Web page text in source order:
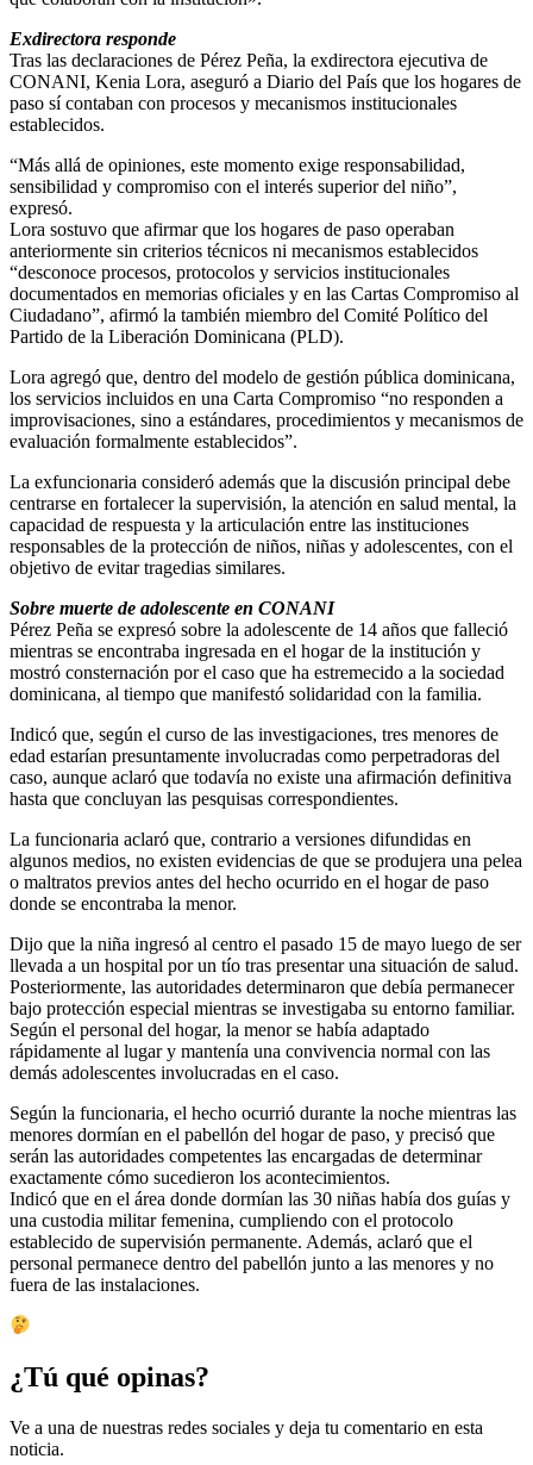
Exdirectora responde
Tras las declaraciones de Pérez Peña, la exdirectora ejecutiva de
CONANI, Kenia Lora, aseguró a Diario del País que los hogares de
paso sí contaban con procesos y mecanismos institucionales
establecidos.
“Más allá de opiniones, este momento exige responsabilidad,
sensibilidad y compromiso con el interés superior del niño”,
expresó.
Lora sostuvo que afirmar que los hogares de paso operaban
anteriormente sin criterios técnicos ni mecanismos establecidos
“desconoce procesos, protocolos y servicios institucionales
documentados en memorias oficiales y en las Cartas Compromiso al
Ciudadano”, afirmó la también miembro del Comité Político del
Partido de la Liberación Dominicana (PLD).
Lora agregó que, dentro del modelo de gestión pública dominicana,
los servicios incluidos en una Carta Compromiso “no responden a
improvisaciones, sino a estándares, procedimientos y mecanismos de
evaluación formalmente establecidos”.
La exfuncionaria consideró además que la discusión principal debe
centrarse en fortalecer la supervisión, la atención en salud mental, la
capacidad de respuesta y la articulación entre las instituciones
responsables de la protección de niños, niñas y adolescentes, con el
objetivo de evitar tragedias similares.
Sobre muerte de adolescente en CONANI
Pérez Peña se expresó sobre la adolescente de 14 años que falleció
mientras se encontraba ingresada en el hogar de la institución y
mostró consternación por el caso que ha estremecido a la sociedad
dominicana, al tiempo que manifestó solidaridad con la familia.
Indicó que, según el curso de las investigaciones, tres menores de
edad estarían presuntamente involucradas como perpetradoras del
caso, aunque aclaró que todavía no existe una afirmación definitiva
hasta que concluyan las pesquisas correspondientes.
La funcionaria aclaró que, contrario a versiones difundidas en
algunos medios, no existen evidencias de que se produjera una pelea
o maltratos previos antes del hecho ocurrido en el hogar de paso
donde se encontraba la menor.
Dijo que la niña ingresó al centro el pasado 15 de mayo luego de ser
llevada a un hospital por un tío tras presentar una situación de salud.
Posteriormente, las autoridades determinaron que debía permanecer
bajo protección especial mientras se investigaba su entorno familiar.
Según el personal del hogar, la menor se había adaptado
rápidamente al lugar y mantenía una convivencia normal con las
demás adolescentes involucradas en el caso.
Según la funcionaria, el hecho ocurrió durante la noche mientras las
menores dormían en el pabellón del hogar de paso, y precisó que
serán las autoridades competentes las encargadas de determinar
exactamente cómo sucedieron los acontecimientos.
Indicó que en el área donde dormían las 30 niñas había dos guías y
una custodia militar femenina, cumpliendo con el protocolo
establecido de supervisión permanente. Además, aclaró que el
personal permanece dentro del pabellón junto a las menores y no
fuera de las instalaciones.
¿Tú qué opinas?
Ve a una de nuestras redes sociales y deja tu comentario en esta
noticia.